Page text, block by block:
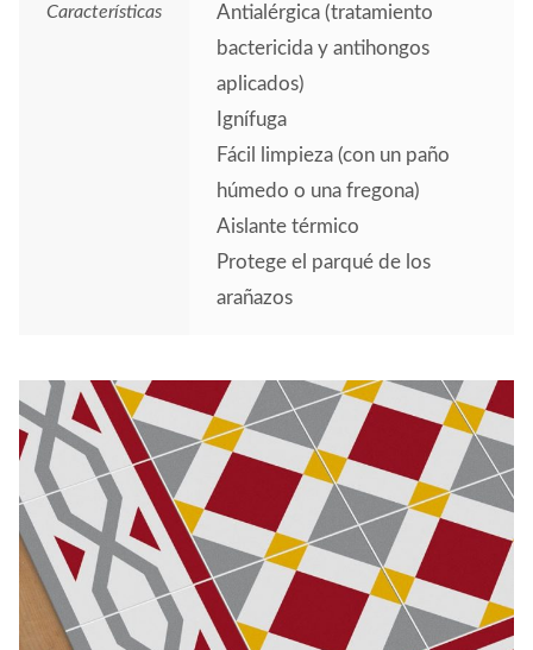
Características
Antialérgica (tratamiento
bactericida y antihongos
aplicados)
Ignífuga
Fácil limpieza (con un paño
húmedo o una fregona)
Aislante térmico
Protege el parqué de los
arañazos